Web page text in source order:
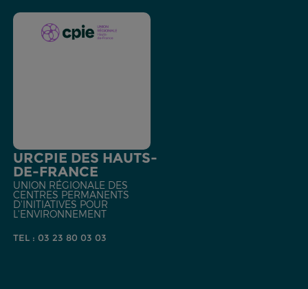
URCPIE DES HAUTS-
DE-FRANCE
UNION RÉGIONALE DES
CENTRES PERMANENTS
D'INITIATIVES POUR
L'ENVIRONNEMENT
TEL : 03 23 80 03 03